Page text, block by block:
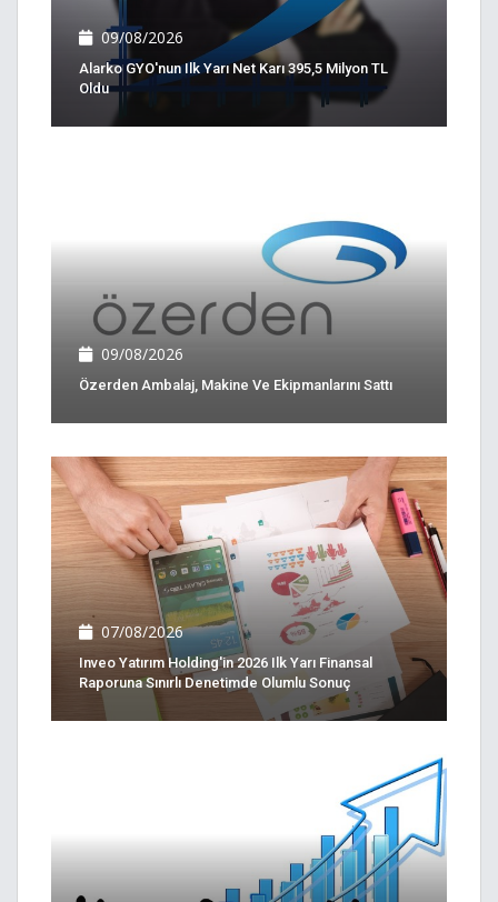
09/08/2026
Alarko GYO'nun Ilk Yarı Net Karı 395,5 Milyon TL
Oldu
09/08/2026
Özerden Ambalaj, Makine Ve Ekipmanlarını Sattı
07/08/2026
Inveo Yatırım Holding'in 2026 Ilk Yarı Finansal
Raporuna Sınırlı Denetimde Olumlu Sonuç